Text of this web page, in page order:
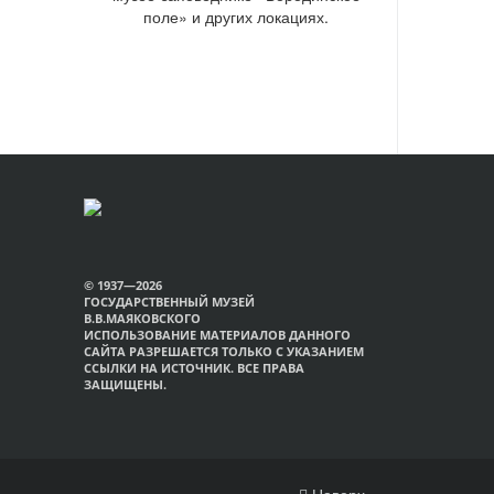
поле» и других локациях.
© 1937—2026
ГОСУДАРСТВЕННЫЙ МУЗЕЙ
В.В.МАЯКОВСКОГО
ИСПОЛЬЗОВАНИЕ МАТЕРИАЛОВ ДАННОГО
САЙТА РАЗРЕШАЕТСЯ ТОЛЬКО С УКАЗАНИЕМ
ССЫЛКИ НА ИСТОЧНИК. ВСЕ ПРАВА
ЗАЩИЩЕНЫ.